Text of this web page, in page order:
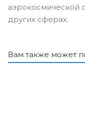
аэрокосмической
других сферах.
Вам также может